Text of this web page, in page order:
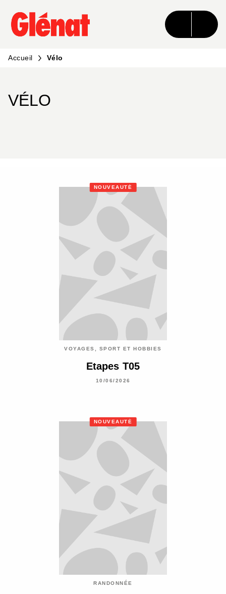
MENU RECHERCHE CONTENU
PIED DE PAGE
Accueil Vélo
VÉLO
NOUVEAUTÉ
VOYAGES, SPORT ET HOBBIES
Etapes T05
10/06/2026
NOUVEAUTÉ
RANDONNÉE